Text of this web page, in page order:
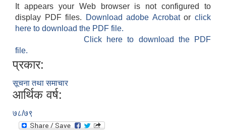
It appears your Web browser is not configured to
display PDF files.
Download adobe Acrobatorclick
here to download the PDF file.
Click here to download the PDF
file.
प्रकार:
सूचना तथा समाचार
आर्थिक वर्ष:
७८/७९